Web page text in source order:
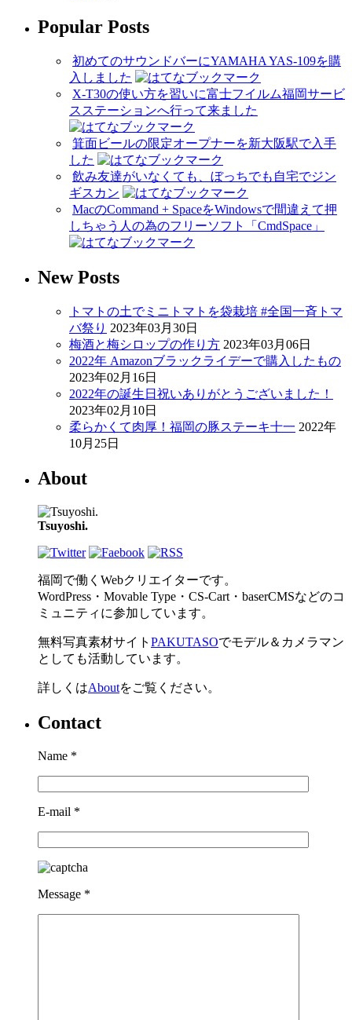
Popular Posts
初めてのサウンドバーにYAMAHA YAS-109を購
入しました
X-T30の使い方を習いに富士フイルム福岡サービ
スステーションへ行って来ました
箕面ビールの限定オープナーを新大阪駅で入手
した
飲み友達がいなくても、ぼっちでも自宅でジン
ギスカン
MacのCommand + SpaceをWindowsで間違えて押
しちゃう人の為のフリーソフト「CmdSpace」
New Posts
トマトの土でミニトマトを袋栽培 #全国一斉トマ
バ祭り 2023年03月30日
梅酒と梅シロップの作り方 2023年03月06日
2022年 Amazonブラックライデーで購入したもの
2023年02月16日
2022年の誕生日祝いありがとうございました！
2023年02月10日
柔らかくて肉厚！福岡の豚ステーキ十一 2022年
10月25日
About
Tsuyoshi.
福岡で働くWebクリエイターです。
WordPress・Movable Type・CS-Cart・baserCMSなどのコ
ミュニティに参加しています。
無料写真素材サイト PAKUTASOでモデル＆カメラマン
としても活動しています。
詳しくはAboutをご覧ください。
Contact
Name *
E-mail *
Message *